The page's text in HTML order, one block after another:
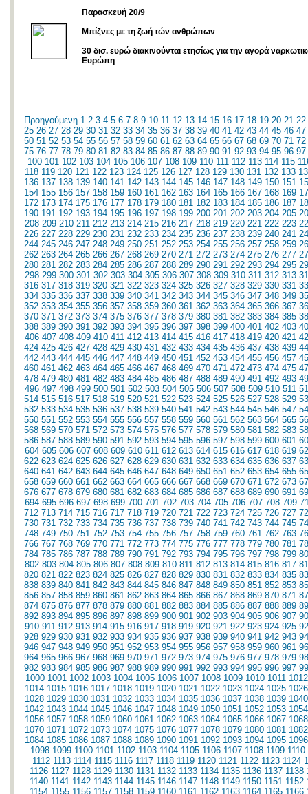
Παρασκευή 20/9
Μπίζνες με τη ζωή τών ανθρώπων
30 δισ. ευρώ διακινούνται ετησίως για την αγορά
Ευρώπη
Προηγούμενη 1 2 3 4 5 6 7 8 9 10 11 12 13 14 15 16 17 18 19 20 21 22
25 26 27 28 29 30 31 32 33 34 35 36 37 38 39 40 41 42 43 44 45 46 47
50 51 52 53 54 55 56 57 58 59 60 61 62 63 64 65 66 67 68 69 70 71 72
75 76 77 78 79 80 81 82 83 84 85 86 87 88 89 90 91 92 93 94 95 96 97
100 101 102 103 104 105 106 107 108 109 110 111 112 113 114 115
118 119 120 121 122 123 124 125 126 127 128 129 130 131 132 133
136 137 138 139 140 141 142 143 144 145 146 147 148 149 150 151
154 155 156 157 158 159 160 161 162 163 164 165 166 167 168 169
172 173 174 175 176 177 178 179 180 181 182 183 184 185 186 187
190 191 192 193 194 195 196 197 198 199 200 201 202 203 204 205
208 209 210 211 212 213 214 215 216 217 218 219 220 221 222 223
226 227 228 229 230 231 232 233 234 235 236 237 238 239 240 241
244 245 246 247 248 249 250 251 252 253 254 255 256 257 258 259
262 263 264 265 266 267 268 269 270 271 272 273 274 275 276 277
280 281 282 283 284 285 286 287 288 289 290 291 292 293 294 295
298 299 300 301 302 303 304 305 306 307 308 309 310 311 312 313
316 317 318 319 320 321 322 323 324 325 326 327 328 329 330 331
334 335 336 337 338 339 340 341 342 343 344 345 346 347 348 349
352 353 354 355 356 357 358 359 360 361 362 363 364 365 366 367
370 371 372 373 374 375 376 377 378 379 380 381 382 383 384 385
388 389 390 391 392 393 394 395 396 397 398 399 400 401 402 403
406 407 408 409 410 411 412 413 414 415 416 417 418 419 420 421
424 425 426 427 428 429 430 431 432 433 434 435 436 437 438 439
442 443 444 445 446 447 448 449 450 451 452 453 454 455 456 457
460 461 462 463 464 465 466 467 468 469 470 471 472 473 474 475
478 479 480 481 482 483 484 485 486 487 488 489 490 491 492 493
496 497 498 499 500 501 502 503 504 505 506 507 508 509 510 511
514 515 516 517 518 519 520 521 522 523 524 525 526 527 528 529
532 533 534 535 536 537 538 539 540 541 542 543 544 545 546 547
550 551 552 553 554 555 556 557 558 559 560 561 562 563 564 565
568 569 570 571 572 573 574 575 576 577 578 579 580 581 582 583
586 587 588 589 590 591 592 593 594 595 596 597 598 599 600 601
604 605 606 607 608 609 610 611 612 613 614 615 616 617 618 619
622 623 624 625 626 627 628 629 630 631 632 633 634 635 636 637
640 641 642 643 644 645 646 647 648 649 650 651 652 653 654 655
658 659 660 661 662 663 664 665 666 667 668 669 670 671 672 673
676 677 678 679 680 681 682 683 684 685 686 687 688 689 690 691
694 695 696 697 698 699 700 701 702 703 704 705 706 707 708 709
712 713 714 715 716 717 718 719 720 721 722 723 724 725 726 727
730 731 732 733 734 735 736 737 738 739 740 741 742 743 744 745
748 749 750 751 752 753 754 755 756 757 758 759 760 761 762 763
766 767 768 769 770 771 772 773 774 775 776 777 778 779 780 781
784 785 786 787 788 789 790 791 792 793 794 795 796 797 798 799
802 803 804 805 806 807 808 809 810 811 812 813 814 815 816 817
820 821 822 823 824 825 826 827 828 829 830 831 832 833 834 835
838 839 840 841 842 843 844 845 846 847 848 849 850 851 852 853
856 857 858 859 860 861 862 863 864 865 866 867 868 869 870 871
874 875 876 877 878 879 880 881 882 883 884 885 886 887 888 889
892 893 894 895 896 897 898 899 900 901 902 903 904 905 906 907
910 911 912 913 914 915 916 917 918 919 920 921 922 923 924 925
928 929 930 931 932 933 934 935 936 937 938 939 940 941 942 943
946 947 948 949 950 951 952 953 954 955 956 957 958 959 960 961
964 965 966 967 968 969 970 971 972 973 974 975 976 977 978 979
982 983 984 985 986 987 988 989 990 991 992 993 994 995 996 997
1000 1001 1002 1003 1004 1005 1006 1007 1008 1009 1010 1011 1012
1014 1015 1016 1017 1018 1019 1020 1021 1022 1023 1024 1025 1026
1028 1029 1030 1031 1032 1033 1034 1035 1036 1037 1038 1039 1040
1042 1043 1044 1045 1046 1047 1048 1049 1050 1051 1052 1053 1054
1056 1057 1058 1059 1060 1061 1062 1063 1064 1065 1066 1067 1068
1070 1071 1072 1073 1074 1075 1076 1077 1078 1079 1080 1081 1082
1084 1085 1086 1087 1088 1089 1090 1091 1092 1093 1094 1095 1096
1098 1099 1100 1101 1102 1103 1104 1105 1106 1107 1108 1109 1110
1112 1113 1114 1115 1116 1117 1118 1119 1120 1121 1122 1123 1124
1126 1127 1128 1129 1130 1131 1132 1133 1134 1135 1136 1137 1138
1140 1141 1142 1143 1144 1145 1146 1147 1148 1149 1150 1151 1152
1154 1155 1156 1157 1158 1159 1160 1161 1162 1163 1164 1165 1166